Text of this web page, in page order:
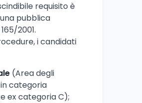
requisito è
pubblica
2001.
i candidati
(Area degli
categoria
ex categoria C);